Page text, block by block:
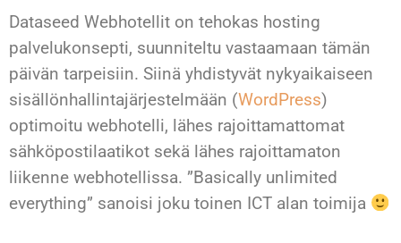
Dataseed Webhotellit on tehokas hosting
palvelukonsepti, suunniteltu vastaamaan tämän
päivän tarpeisiin. Siinä yhdistyvät nykyaikaiseen
sisällönhallintajärjestelmään (WordPress)
optimoitu webhotelli, lähes rajoittamattomat
sähköpostilaatikot sekä lähes rajoittamaton
liikenne webhotellissa. ”Basically unlimited
everything” sanoisi joku toinen ICT alan toimija